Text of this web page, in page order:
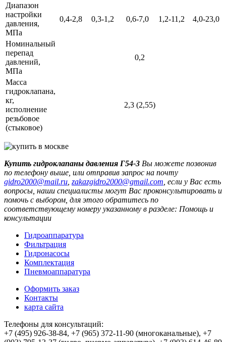
Диапазон
настройки
давления,
МПа
0,4-2,8 0,3-1,2 0,6-7,0 1,2-11,2 4,0-23,0
Номинальный
перепад
давлений,
МПа
0,2
Масса
гидроклапана,
кг,
исполнение
резьбовое
(стыковое)
2,3 (2,55)
Купить гидроклапаны давления Г54-3 Вы можете позвонив
по телефону выше, или отправив запрос на почту
, если у Вас есть
вопросы, наши специалисты могут Вас проконсультировать и
помочь с выбором, для этого обратитесь по
соответствующему номеру указанному в разделе: Помощь и
консультации
Гидроаппаратура
Фильтрация
Гидронасосы
Комплектация
Пневмоаппаратура
Оформить заказ
Контакты
карта сайта
Телефоны для консультаций:
+7 (495) 926-38-84, +7 (965) 372-11-90 (многоканальные), +7